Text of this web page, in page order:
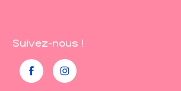
Suivez-nous !